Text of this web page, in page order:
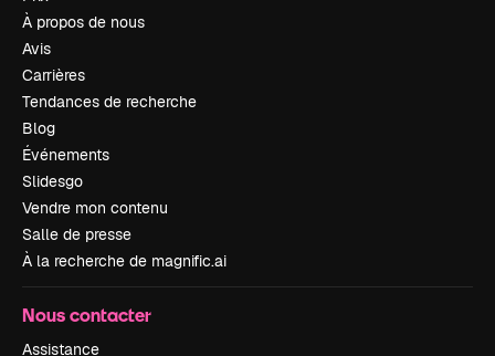
À propos de nous
Avis
Carrières
Tendances de recherche
Blog
Événements
Slidesgo
Vendre mon contenu
Salle de presse
À la recherche de magnific.ai
Nous contacter
Assistance